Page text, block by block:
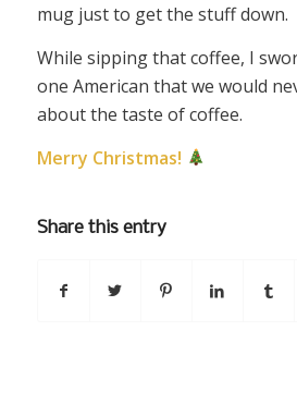
mug just to get the stuff down.
While sipping that coffee, I
one American that we would
about the taste of coffee.
Merry Christmas!
Share this entry